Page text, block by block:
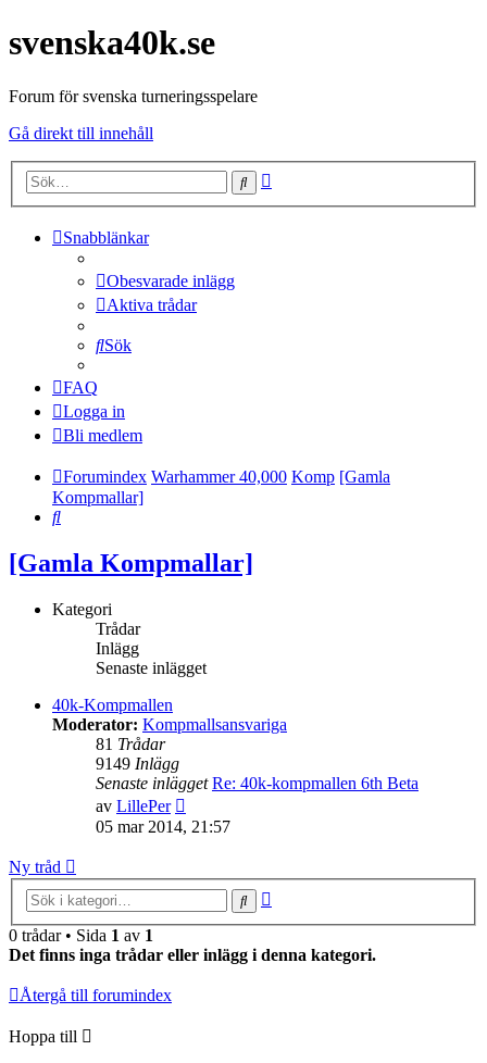
svenska40k.se
Forum för svenska turneringsspelare
Gå direkt till innehåll
Sök
Snabblänkar
Obesvarade inlägg
Aktiva trådar
Sök
FAQ
Logga in
Bli medlem
Forumindex Warhammer 40,000 Komp [Gamla
Kompmallar]
Sök
[Gamla Kompmallar]
Kategori
Trådar
Inlägg
Senaste inlägget
40k-Kompmallen
Moderator: Kompmallsansvariga
81 Trådar
9149 Inlägg
Senaste inlägget Re: 40k-kompmallen 6th Beta
av LillePer
till
inlägget
05 mar 2014, 21:57
Ny tråd
Sök
0 trådar • Sida 1 av 1
Det finns inga trådar eller inlägg i denna kategori.
Återgå till forumindex
Hoppa till